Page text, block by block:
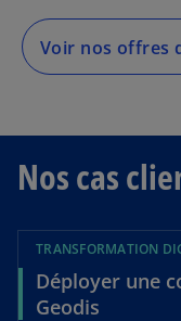
Voir nos offres
Nos cas
TRANSFORMATION
Déployer une
Geodis